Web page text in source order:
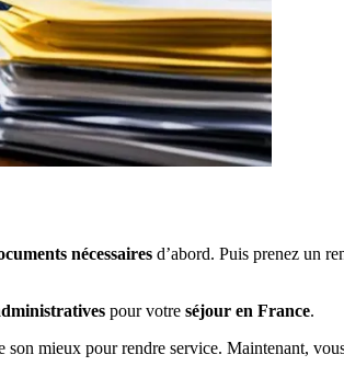
nécessaires d’abord. Puis prenez un
pour votre séjour en France.
mieux pour rendre service. Maintenant,